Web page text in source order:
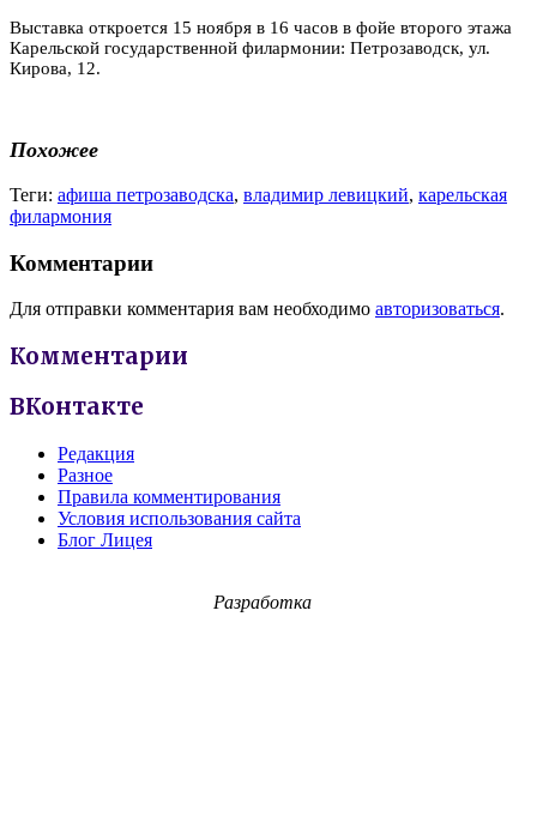
Выставка откроется 15 ноября в 16 часов в фойе второго этажа
Карельской государственной филармонии: Петрозаводск, ул.
Кирова, 12.
Похожее
Теги: афиша петрозаводска, владимир левицкий, карельская
филармония
Комментарии
Для отправки комментария вам необходимо авторизоваться.
Комментарии
ВКонтакте
Редакция
Разное
Правила комментирования
Условия использования сайта
Блог Лицея
Разработка